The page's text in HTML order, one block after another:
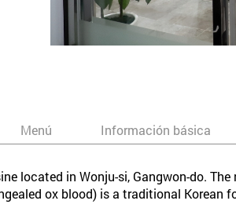
Menú Información básica
located in Wonju-si, Gangwon-do.
ox blood) is a traditional Korean